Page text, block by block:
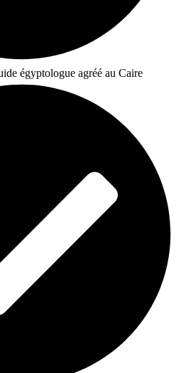
égyptologue agréé au Caire